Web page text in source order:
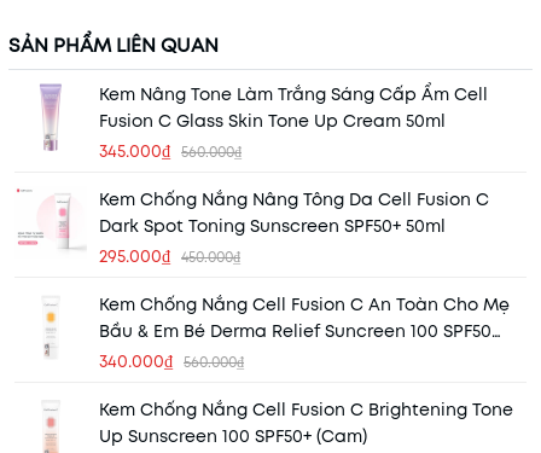
SẢN PHẨM LIÊN QUAN
Kem Nâng Tone Làm Trắng Sáng Cấp Ẩm Cell
Fusion C Glass Skin Tone Up Cream 50ml
345.000₫ 560.000₫
Kem Chống Nắng Nâng Tông Da Cell Fusion C
Dark Spot Toning Sunscreen SPF50+ 50ml
295.000₫ 450.000₫
Kem Chống Nắng Cell Fusion C An Toàn Cho Mẹ
Bầu & Em Bé Derma Relief Suncreen 100 SPF50
50ml
340.000₫ 560.000₫
Kem Chống Nắng Cell Fusion C Brightening Tone
Up Sunscreen 100 SPF50+ (Cam)